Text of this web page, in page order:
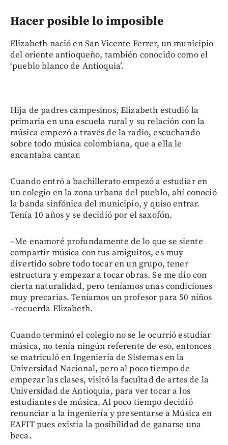
Hacer posible lo imposible
Elizabeth nació en San Vicente Ferrer, un municipio
del oriente antioqueño, también conocido como el
‘pueblo blanco de Antioquia’.
Hija de padres campesinos, Elizabeth estudió la
primaria en una escuela rural y su relación con la
música empezó a través de la radio, escuchando
sobre todo música colombiana, que a ella le
encantaba cantar.
Cuando entró a bachillerato empezó a estudiar en
un colegio en la zona urbana del pueblo, ahí conoció
la banda sinfónica del municipio, y quiso entrar.
Tenía 10 años y se decidió por el saxofón.
–Me enamoré profundamente de lo que se siente
compartir música con tus amiguitos, es muy
divertido sobre todo tocar en un grupo, tener
estructura y empezar a tocar obras. Se me dio con
cierta naturalidad, pero teníamos unas condiciones
muy precarias. Teníamos un profesor para 50 niños
–recuerda Elizabeth.
Cuando terminó el colegio no se le ocurrió estudiar
música, no tenía ningún referente de eso, entonces
se matriculó en Ingeniería de Sistemas en la
Universidad Nacional, pero al poco tiempo de
empezar las clases, visitó la facultad de artes de la
Universidad de Antioquia, para ver tocar a los
estudiantes de música. Al poco tiempo decidió
renunciar a la ingeniería y presentarse a Música en
EAFIT pues existía la posibilidad de ganarse una
beca.